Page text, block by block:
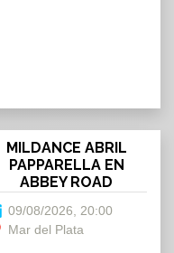
MILDANCE ABRIL
PAPPARELLA EN
ABBEY ROAD
09/08/2026, 20:00
Mar del Plata